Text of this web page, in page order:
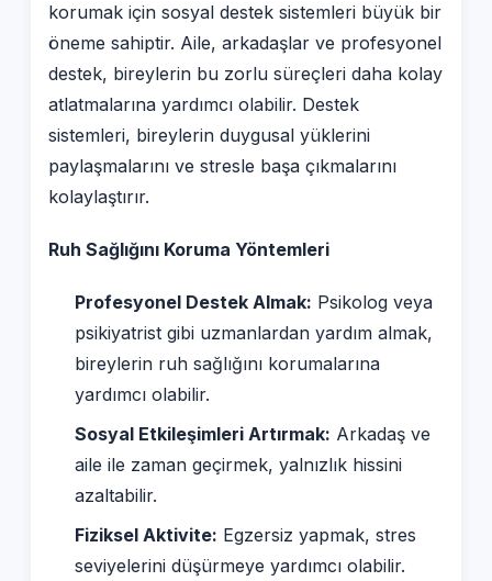
korumak için sosyal destek sistemleri büyük bir
öneme sahiptir. Aile, arkadaşlar ve profesyonel
destek, bireylerin bu zorlu süreçleri daha kolay
atlatmalarına yardımcı olabilir. Destek
sistemleri, bireylerin duygusal yüklerini
paylaşmalarını ve stresle başa çıkmalarını
kolaylaştırır.
Ruh Sağlığını Koruma Yöntemleri
Profesyonel Destek Almak: Psikolog veya
psikiyatrist gibi uzmanlardan yardım almak,
bireylerin ruh sağlığını korumalarına
yardımcı olabilir.
Sosyal Etkileşimleri Artırmak: Arkadaş ve
aile ile zaman geçirmek, yalnızlık hissini
azaltabilir.
Fiziksel Aktivite: Egzersiz yapmak, stres
seviyelerini düşürmeye yardımcı olabilir.